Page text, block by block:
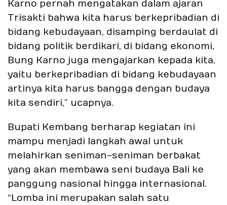
Karno pernah mengatakan dalam ajaran
Trisakti bahwa kita harus berkepribadian di
bidang kebudayaan, disamping berdaulat di
bidang politik berdikari, di bidang ekonomi,
Bung Karno juga mengajarkan kepada kita,
yaitu berkepribadian di bidang kebudayaan
artinya kita harus bangga dengan budaya
kita sendiri,” ucapnya.
Bupati Kembang berharap kegiatan ini
mampu menjadi langkah awal untuk
melahirkan seniman-seniman berbakat
yang akan membawa seni budaya Bali ke
panggung nasional hingga internasional.
“Lomba ini merupakan salah satu